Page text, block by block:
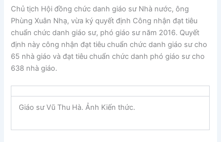
Chủ tịch Hội đồng chức danh giáo sư Nhà nước, ông
Phùng Xuân Nhạ, vừa ký quyết định Công nhận đạt tiêu
chuẩn chức danh giáo sư, phó giáo sư năm 2016. Quyết
định này công nhận đạt tiêu chuẩn chức danh giáo sư cho
65 nhà giáo và đạt tiêu chuẩn chức danh phó giáo sư cho
638 nhà giáo.
Giáo sư Vũ Thu Hà. Ảnh Kiến thức.